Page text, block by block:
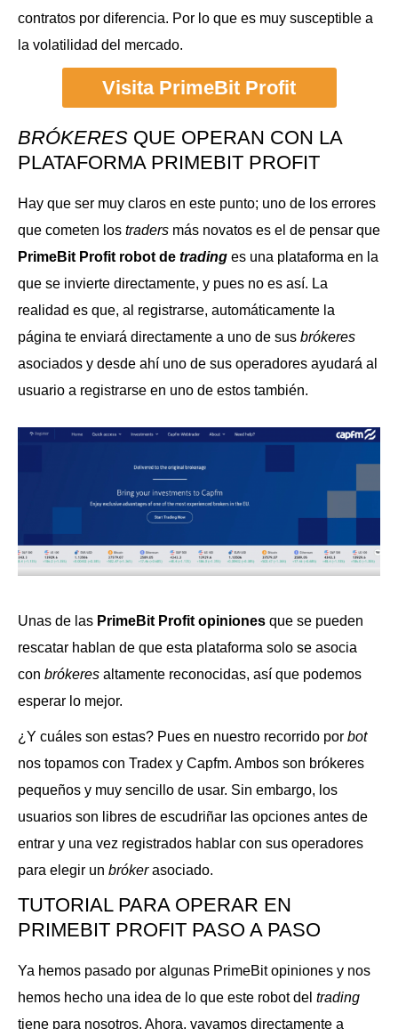
contratos por diferencia. Por lo que es muy susceptible a
la volatilidad del mercado.
Visita PrimeBit Profit
BRÓKERES QUE OPERAN CON LA
PLATAFORMA PRIMEBIT PROFIT
Hay que ser muy claros en este punto; uno de los errores
que cometen los traders más novatos es el de pensar que
PrimeBit Profit robot de trading es una plataforma en la
que se invierte directamente, y pues no es así. La
realidad es que, al registrarse, automáticamente la
página te enviará directamente a uno de sus brókeres
asociados y desde ahí uno de sus operadores ayudará al
usuario a registrarse en uno de estos también.
Unas de las PrimeBit Profit opiniones que se pueden
rescatar hablan de que esta plataforma solo se asocia
con brókeres altamente reconocidas, así que podemos
esperar lo mejor.
¿Y cuáles son estas? Pues en nuestro recorrido por bot
nos topamos con Tradex y Capfm. Ambos son brókeres
pequeños y muy sencillo de usar. Sin embargo, los
usuarios son libres de escudriñar las opciones antes de
entrar y una vez registrados hablar con sus operadores
para elegir un brókerasociado.
TUTORIAL PARA OPERAR EN
PRIMEBIT PROFIT PASO A PASO
Ya hemos pasado por algunas PrimeBit opiniones y nos
hemos hecho una idea de lo que este robot del trading
tiene para nosotros. Ahora, vayamos directamente a